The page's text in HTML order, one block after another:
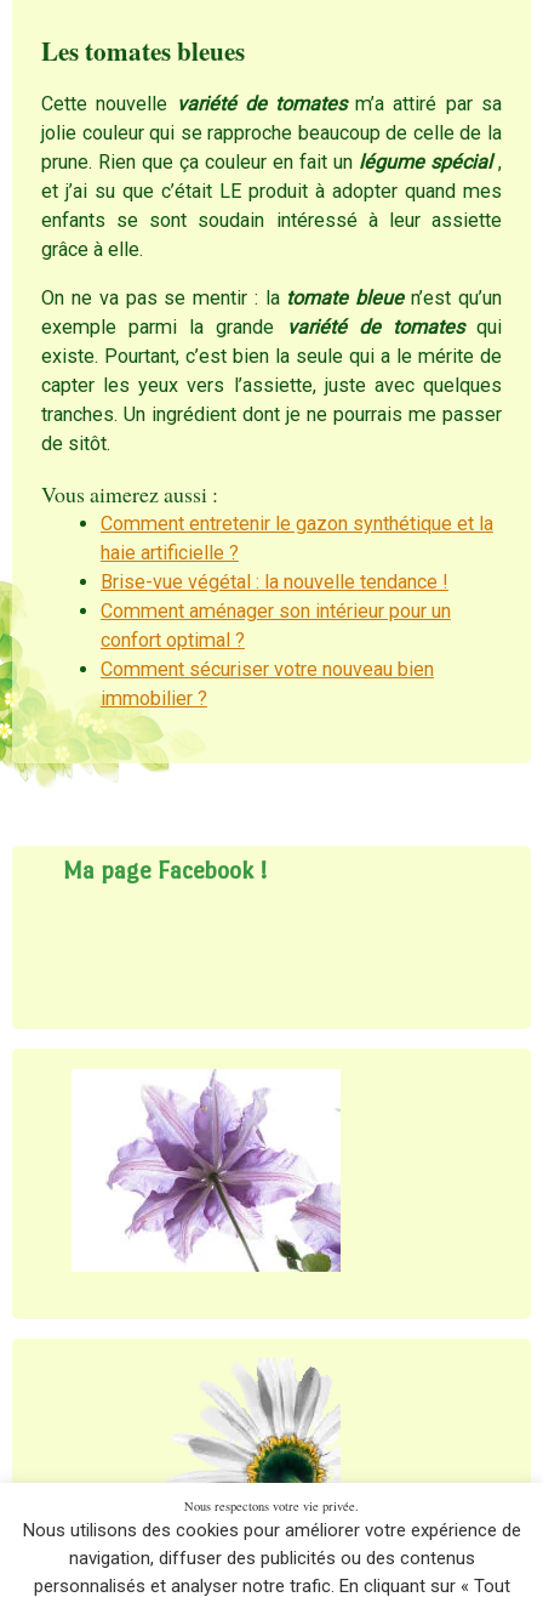
Les tomates bleues
Cette nouvelle variété de tomatesm’a attiré par sa
jolie couleur qui se rapproche beaucoup de celle de la
prune. Rien que ça couleur en fait un légume spécial,
et j’ai su que c’était LE produit à adopter quand mes
enfants se sont soudain intéressé à leur assiette
grâce à elle.
On ne va pas se mentir : la tomate bleue n’est qu’un
exemple parmi la grande
variété de tomatesqui
existe. Pourtant, c’est bien la seule qui a le mérite de
capter les yeux vers l’assiette, juste avec quelques
tranches. Un ingrédient dont je ne pourrais me passer
de sitôt.
Vous aimerez aussi :
Comment entretenir le gazon synthétique et la
haie artificielle ?
Brise-vue végétal : la nouvelle tendance !
Comment aménager son intérieur pour un
confort optimal ?
Comment sécuriser votre nouveau bien
immobilier ?
Ma page Facebook !
Nous respectons votre vie privée.
Nous utilisons des cookies pour améliorer votre expérience de
navigation, diffuser des publicités ou des contenus
personnalisés et analyser notre trafic. En cliquant sur « Tout